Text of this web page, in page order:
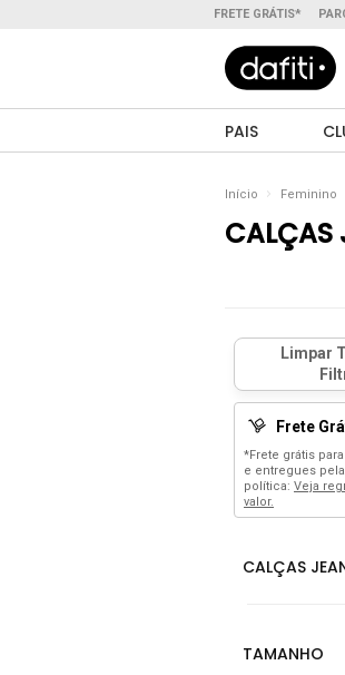
FRETE GRÁTIS*
PAIS
Início Feminino
CALÇAS
Frete
*Frete grátis
e entregues
política: Veja
valor.